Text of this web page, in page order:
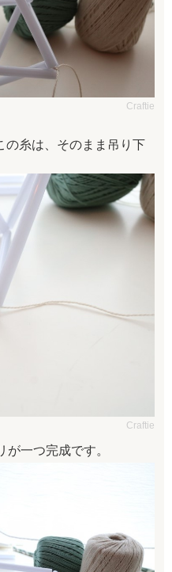
Craftie
の糸は、そのまま吊り下
Craftie
一つ完成です。